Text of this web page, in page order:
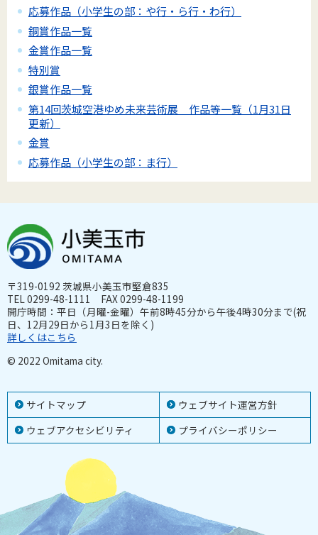
応募作品（小学生の部：や行・ら行・わ行）
銅賞作品一覧
金賞作品一覧
特別賞
銀賞作品一覧
第14回茨城空港ゆめ未来芸術展 作品等一覧（1月31日
更新）
金賞
応募作品（小学生の部：ま行）
サイトマップ
ウェブサイト運営方針
ウェブアクセシビリティ
プライバシーポリシー
〒319-0192 茨城県小美玉市堅倉835
TEL 0299-48-1111 FAX 0299-48-1199
開庁時間：平日（月曜-金曜）午前8時45分から午後4時30分まで(祝
日、12月29日から1月3日を除く)
詳しくはこちら
© 2022 Omitama city.